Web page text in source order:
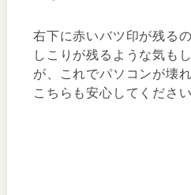
右下に赤いバツ印が残る
しこりが残るような気も
が、これでパソコンが壊
こちらも安心してください